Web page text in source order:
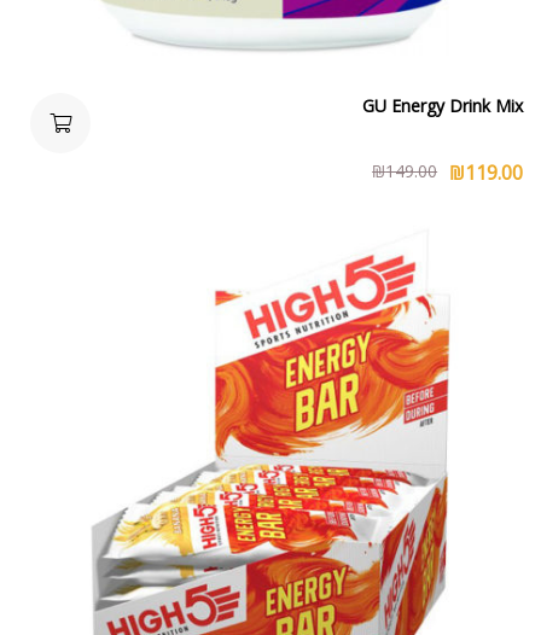
GU Energy Drink Mix
₪149.00 ₪119.00